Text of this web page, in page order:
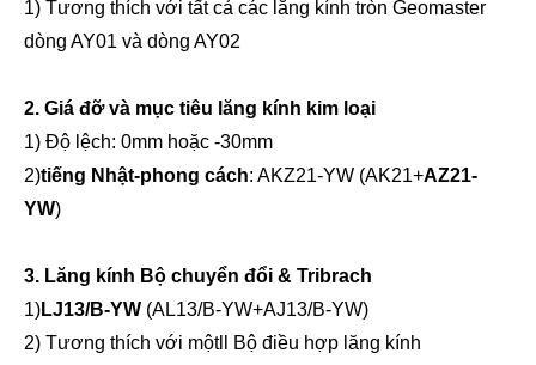
1) Tương thích với tất cả các lăng kính tròn Geomaster
dòng AY01 và dòng AY02
2. Giá đỡ và mục tiêu lăng kính kim loại
1) Độ lệch: 0mm hoặc -30mm
2)tiếng Nhật-phong cách: AKZ21-YW (AK21+AZ21-
YW)
3. Lăng kính Bộ chuyển đổi & Tribrach
1)LJ13/B-YW (AL13/B-YW+AJ13/B-YW)
2) Tương thích với mộtll Bộ điều hợp lăng kính